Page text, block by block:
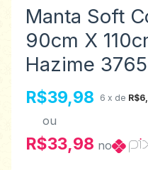
Manta Soft
90cm X
Hazime 3765
R$39,98 6 x de
ou
R$33,98 no